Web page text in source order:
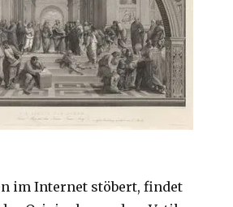
im Internet stöbert, findet